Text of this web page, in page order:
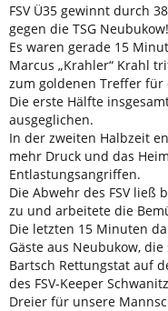
FSV Ü35 gewinnt durch
gegen die TSG Neubukow!
Es waren gerade 15
Marcus „Krahler“ Krahl
zum goldenen Treffer für
Die erste Hälfte
ausgeglichen.
In der zweiten Halbzeit
mehr Druck und das
Entlastungsangriffen.
Die Abwehr des FSV ließ
zu und arbeitete die
Die letzten 15 Minuten
Gäste aus Neubukow,
Bartsch Rettungstat auf
des FSV-Keeper
Dreier für unsere